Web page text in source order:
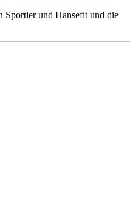
Sportler und Hansefit und die